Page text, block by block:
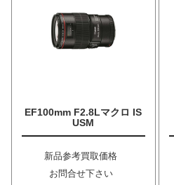
EF100mm F2.8Lマクロ IS
USM
新品参考買取価格
お問合せ下さい